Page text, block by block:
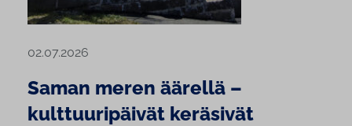
02.07.2026
Saman meren äärellä –
kulttuuripäivät keräsivät